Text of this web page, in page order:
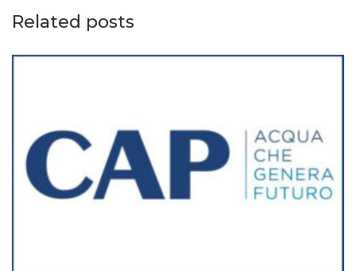
Related posts